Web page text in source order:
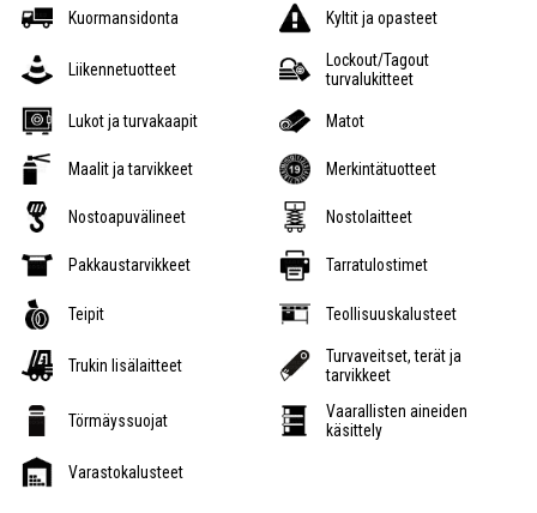
Kuormansidonta Kyltit ja opasteet
Liikennetuotteet
Lockout/Tagout
turvalukitteet
Lukot ja turvakaapit Matot
Maalit ja tarvikkeet Merkintätuotteet
Nostoapuvälineet Nostolaitteet
Pakkaustarvikkeet Tarratulostimet
Teipit Teollisuuskalusteet
Trukin lisälaitteet
Turvaveitset, terät ja
tarvikkeet
Törmäyssuojat
Vaarallisten aineiden
käsittely
Varastokalusteet